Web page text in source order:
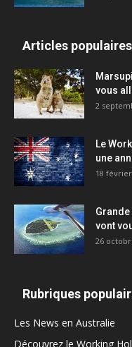
Articles populaires
vous
2
Le
une
18
vont
26
Rubriques
Les News en Australie
Découvrez le Working